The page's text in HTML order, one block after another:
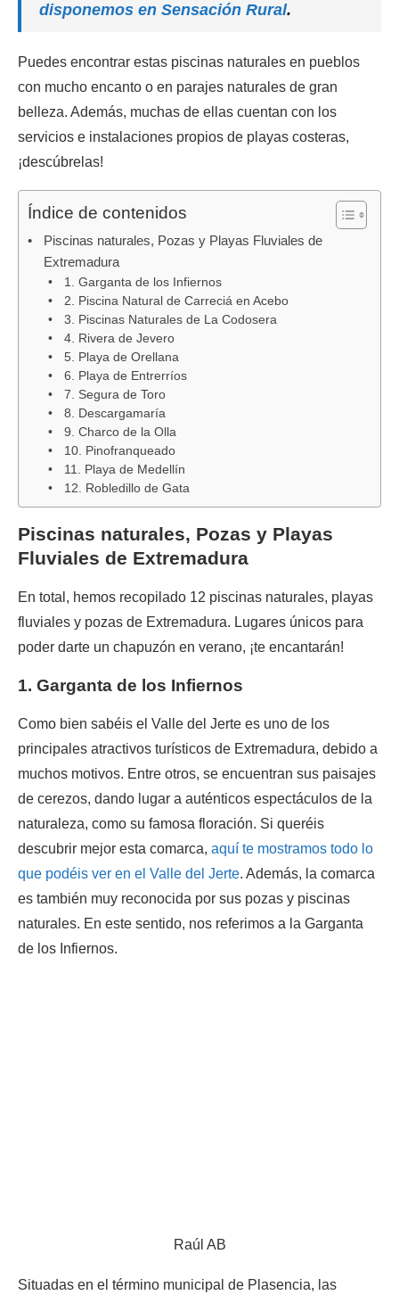
disponemos en Sensación Rural.
Puedes encontrar estas piscinas naturales en pueblos
con mucho encanto o en parajes naturales de gran
belleza. Además, muchas de ellas cuentan con los
servicios e instalaciones propios de playas costeras,
¡descúbrelas!
Índice de contenidos
Piscinas naturales, Pozas y Playas Fluviales de
Extremadura
1. Garganta de los Infiernos
2. Piscina Natural de Carreciá en Acebo
3. Piscinas Naturales de La Codosera
4. Rivera de Jevero
5. Playa de Orellana
6. Playa de Entrerríos
7. Segura de Toro
8. Descargamaría
9. Charco de la Olla
10. Pinofranqueado
11. Playa de Medellín
12. Robledillo de Gata
Piscinas naturales, Pozas y Playas
Fluviales de Extremadura
En total, hemos recopilado 12 piscinas naturales, playas
fluviales y pozas de Extremadura. Lugares únicos para
poder darte un chapuzón en verano, ¡te encantarán!
1. Garganta de los Infiernos
Como bien sabéis el Valle del Jerte es uno de los
principales atractivos turísticos de Extremadura, debido a
muchos motivos. Entre otros, se encuentran sus paisajes
de cerezos, dando lugar a auténticos espectáculos de la
naturaleza, como su famosa floración. Si queréis
descubrir mejor esta comarca, aquí te mostramos todo lo
que podéis ver en el Valle del Jerte. Además, la comarca
es también muy reconocida por sus pozas y piscinas
naturales. En este sentido, nos referimos a la Garganta
de los Infiernos.
Raúl AB
Situadas en el término municipal de Plasencia, las